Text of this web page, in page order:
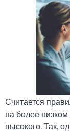
Считается
на более
высокого. Так,